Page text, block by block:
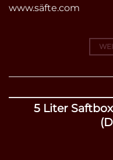
www.säfte.com
5 Liter